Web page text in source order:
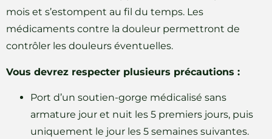
mois et s’estompent au fil du temps. Les
médicaments contre la douleur permettront de
contrôler les douleurs éventuelles.
Vous devrez respecter plusieurs précautions :
Port d’un soutien-gorge médicalisé sans
armature jour et nuit les 5 premiers jours, puis
uniquement le jour les 5 semaines suivantes.